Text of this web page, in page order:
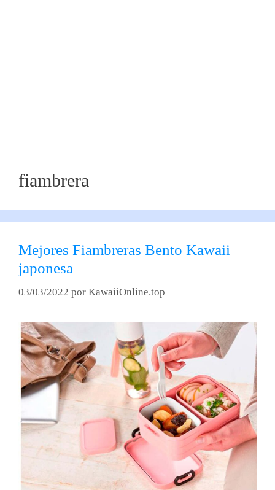
fiambrera
Mejores Fiambreras Bento Kawaii
japonesa
03/03/2022 por KawaiiOnline.top